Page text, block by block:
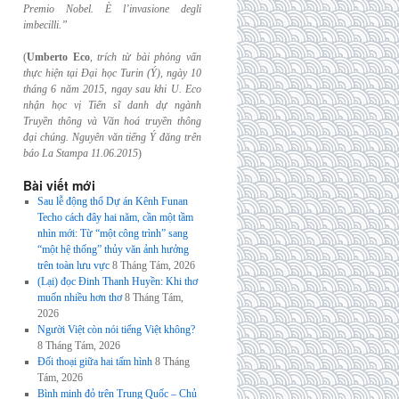
Premio Nobel. È l’invasione degli
imbecilli.”
(Umberto Eco,trích từ bài phỏng vấn
thực hiện tại Đại học Turin (Ý), ngày 10
tháng 6 năm 2015, ngay sau khi U. Eco
nhận học vị Tiến sĩ danh dự ngành
Truyền thông và Văn hoá truyền thông
đại chúng. Nguyên văn tiếng Ý đăng trên
báo La Stampa 11.06.2015)
Bài viết mới
Sau lễ động thổ Dự án Kênh Funan
Techo cách đây hai năm, cần một tầm
nhìn mới: Từ “một công trình” sang
“một hệ thống” thủy văn ảnh hưởng
trên toàn lưu vực 8 Tháng Tám, 2026
(Lại) đọc Đinh Thanh Huyền: Khi thơ
muốn nhiều hơn thơ 8 Tháng Tám,
2026
Người Việt còn nói tiếng Việt không?
8 Tháng Tám, 2026
Đối thoại giữa hai tấm hình 8 Tháng
Tám, 2026
Bình minh đỏ trên Trung Quốc – Chủ